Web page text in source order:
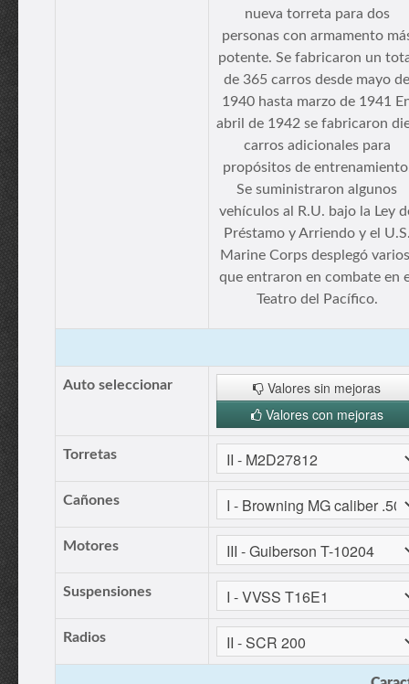
nueva torreta para dos
personas con armamento
potente. Se fabricaron un
de 365 carros desde mayo de
1940 hasta marzo de 1941
abril de 1942 se fabricaron
carros adicionales para
propósitos de
Se suministraron algunos
vehículos al R.U. bajo la Ley
Préstamo y Arriendo y el
Marine Corps desplegó
que entraron en combate en
Teatro del Pacífico.
Auto seleccionar
Valores sin mejoras
Valores con mejoras
Torretas
Cañones
Motores
Suspensiones
Radios